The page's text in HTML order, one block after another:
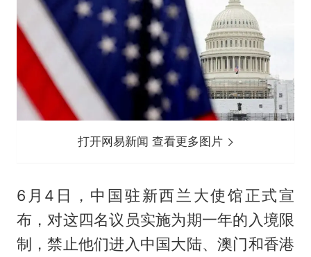
打开网易新闻 查看更多图片
6月4日，中国驻新西兰大使馆正式宣
布，对这四名议员实施为期一年的入境限
制，禁止他们进入中国大陆、澳门和香港